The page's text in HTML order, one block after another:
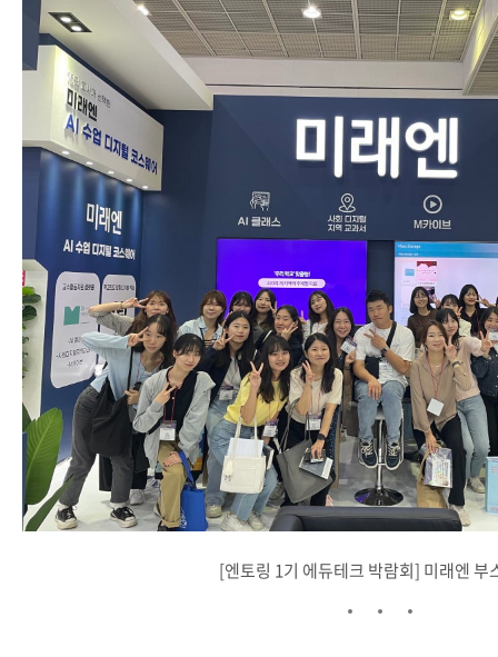
[엔토링 1기 에듀테크 박람회] 미래엔 부